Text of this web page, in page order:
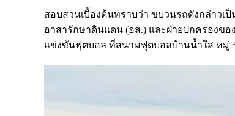
สอบสวนเบื้องต้นทราบว่า ขบวนรถดังกล่าวเ
อาสารักษาดินแดน (อส.) และฝ่ายปกครองขอ
แข่งขันฟุตบอล ที่สนามฟุตบอลบ้านน้ำใส หมู่